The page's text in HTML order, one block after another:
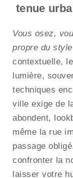
tenue
Vous osez,
propre du
contextuelle,
lumière,
techniques
ville exige de
abondent,
même la rue
passage
confronter la
laisser votre